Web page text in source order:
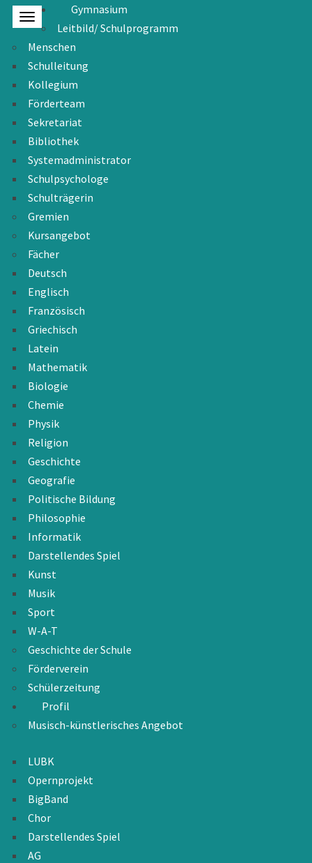
Gymnasium
Leitbild/ Schulprogramm
Menschen
Schulleitung
Kollegium
Förderteam
Sekretariat
Bibliothek
Systemadministrator
Schulpsychologe
Schulträgerin
Gremien
Kursangebot
Fächer
Deutsch
Englisch
Französisch
Griechisch
Latein
Mathematik
Biologie
Chemie
Physik
Religion
Geschichte
Geografie
Politische Bildung
Philosophie
Informatik
Darstellendes Spiel
Kunst
Musik
Sport
W-A-T
Geschichte der Schule
Förderverein
Schülerzeitung
Profil
Musisch-künstlerisches Angebot
LUBK
Opernprojekt
BigBand
Chor
Darstellendes Spiel
AG